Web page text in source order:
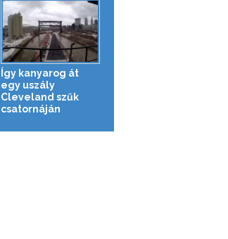
Így kanyarog át
egy uszály
Cleveland szűk
csatornáján